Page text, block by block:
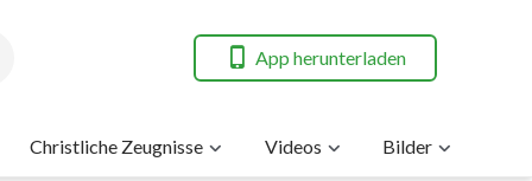
App herunterladen
Christliche Zeugnisse Videos Bilder